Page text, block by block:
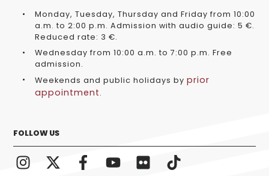
Monday, Tuesday, Thursday and Friday from 10:00
a.m. to 2:00 p.m. Admission with audio guide: 5 €.
Reduced rate: 3 €.
Wednesday from 10:00 a.m. to 7:00 p.m. Free
admission.
Weekends and public holidays by prior
appointment.
FOLLOW US